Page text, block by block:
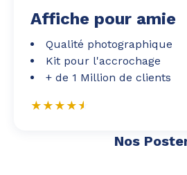
Affiche pour amie
Qualité photographique
Kit pour l'accrochage
+ de 1 Million de clients
Nos